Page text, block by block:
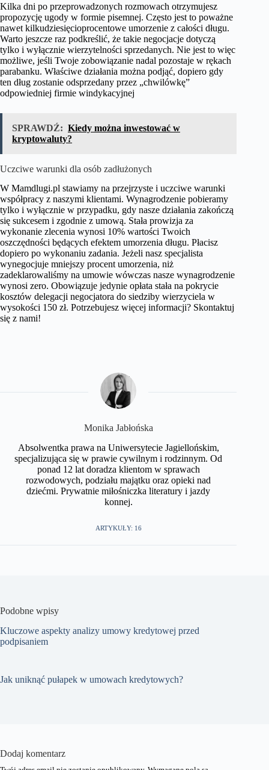
Kilka dni po przeprowadzonych rozmowach otrzymujesz
propozycję ugody w formie pisemnej. Często jest to poważne
nawet kilkudziesięcioprocentowe umorzenie z całości długu.
Warto jeszcze raz podkreślić, że takie negocjacje dotyczą
tylko i wyłącznie wierzytelności sprzedanych. Nie jest to więc
możliwe, jeśli Twoje zobowiązanie nadal pozostaje w rękach
parabanku. Właściwe działania można podjąć, dopiero gdy
ten dług zostanie odsprzedany przez „chwilówkę”
odpowiedniej firmie windykacyjnej
SPRAWDŹ: Kiedy można inwestować w
kryptowaluty?
Uczciwe warunki dla osób zadłużonych
W Mamdlugi.pl stawiamy na przejrzyste i uczciwe warunki
współpracy z naszymi klientami. Wynagrodzenie pobieramy
tylko i wyłącznie w przypadku, gdy nasze działania zakończą
się sukcesem i zgodnie z umową. Stała prowizja za
wykonanie zlecenia wynosi 10% wartości Twoich
oszczędności będących efektem umorzenia długu. Płacisz
dopiero po wykonaniu zadania. Jeżeli nasz specjalista
wynegocjuje mniejszy procent umorzenia, niż
zadeklarowaliśmy na umowie wówczas nasze wynagrodzenie
wynosi zero. Obowiązuje jedynie opłata stała na pokrycie
kosztów delegacji negocjatora do siedziby wierzyciela w
wysokości 150 zł. Potrzebujesz więcej informacji? Skontaktuj
się z nami!
​Monika Jabłońska
Absolwentka prawa na Uniwersytecie Jagiellońskim,
specjalizująca się w prawie cywilnym i rodzinnym. Od
ponad 12 lat doradza klientom w sprawach
rozwodowych, podziału majątku oraz opieki nad
dziećmi. Prywatnie miłośniczka literatury i jazdy
konnej.​
ARTYKUŁY: 16
Podobne wpisy
Kluczowe aspekty analizy umowy kredytowej przed
podpisaniem
Jak uniknąć pułapek w umowach kredytowych?
Dodaj komentarz